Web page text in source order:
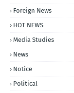
Foreign News
HOT NEWS
Media Studies
News
Notice
Political